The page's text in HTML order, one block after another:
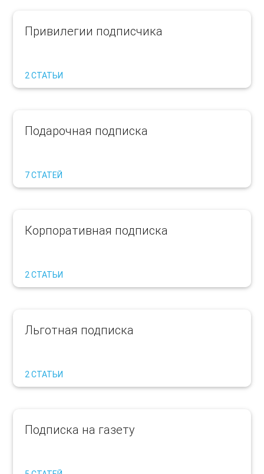
Привилегии подписчика
2 СТАТЬИ
Подарочная подписка
7 СТАТЕЙ
Корпоративная подписка
2 СТАТЬИ
Льготная подписка
2 СТАТЬИ
Подписка на газету